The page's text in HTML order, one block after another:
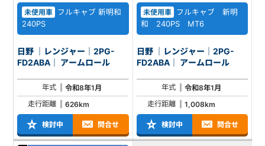
未使用車
フルキャブ 新明和
240PS
日野 ｜レンジャー｜2PG-
FD2ABA｜ アームロール
年式
令和8年1月
走行距離
626km
検討中 問合せ
未使用車 フルキャブ 新明
和 240PS MT6
日野 ｜レンジャー｜2PG-
FD2ABA｜ アームロール
年式
令和8年1月
走行距離
1,008km
検討中 問合せ